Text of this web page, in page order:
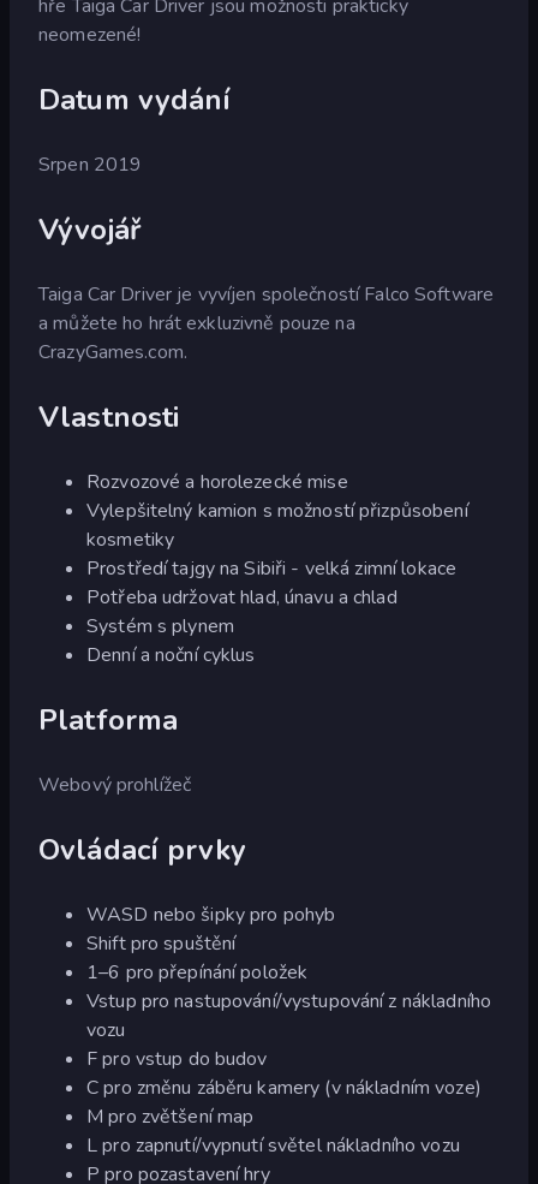
hře Taiga Car Driver jsou možnosti prakticky
neomezené!
Datum vydání
Srpen 2019
Vývojář
Taiga Car Driver je vyvíjen společností Falco Software
a můžete ho hrát exkluzivně pouze na
CrazyGames.com.
Vlastnosti
Rozvozové a horolezecké mise
Vylepšitelný kamion s možností přizpůsobení
kosmetiky
Prostředí tajgy na Sibiři - velká zimní lokace
Potřeba udržovat hlad, únavu a chlad
Systém s plynem
Denní a noční cyklus
Platforma
Webový prohlížeč
Ovládací prvky
WASD nebo šipky pro pohyb
Shift pro spuštění
1–6 pro přepínání položek
Vstup pro nastupování/vystupování z nákladního
vozu
F pro vstup do budov
C pro změnu záběru kamery (v nákladním voze)
M pro zvětšení map
L pro zapnutí/vypnutí světel nákladního vozu
P pro pozastavení hry